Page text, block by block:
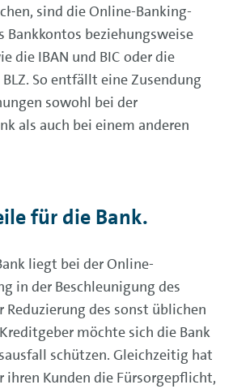
sind dieOnline-Banking-
Bankkontos beziehungsweise
die IBAN und BIC oder die
So entfällt eine Zusendung
sowohl bei der
als auch bei einem anderen
für die Bank.
liegt bei der Online-
in der Beschleunigung des
Reduzierung des sonst üblichen
möchte sich die Bank
schützen. Gleichzeitig hat
ihren Kunden die Fürsorgepflicht,